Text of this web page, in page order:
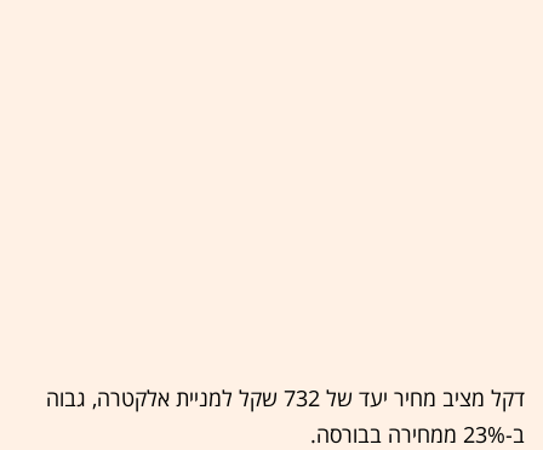
דקל מציב מחיר יעד של 732 שקל למניית אלקטרה, גבוה
ב-23% ממחירה בבורסה.